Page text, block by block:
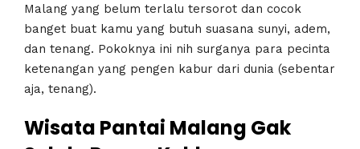
Malang yang belum terlalu tersorot dan cocok
banget buat kamu yang butuh suasana sunyi, adem,
dan tenang. Pokoknya ini nih surganya para pecinta
ketenangan yang pengen kabur dari dunia (sebentar
aja, tenang).
Wisata Pantai Malang Gak